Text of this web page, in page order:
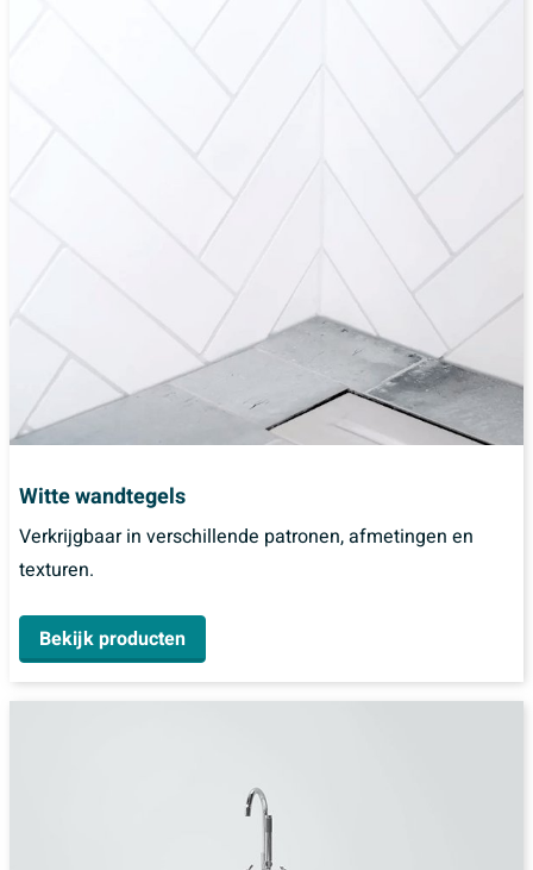
Witte wandtegels
Verkrijgbaar in verschillende patronen, afmetingen en
texturen.
Bekijk producten